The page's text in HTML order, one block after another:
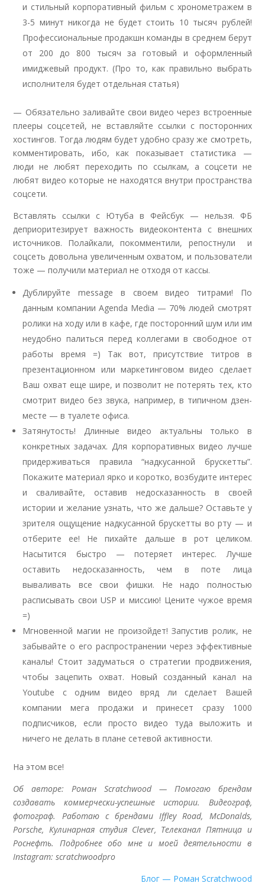
и стильный корпоративный фильм с хронометражем в
3-5 минут никогда не будет стоить 10 тысяч рублей!
Профессиональные продакшн команды в среднем берут
от 200 до 800 тысяч за готовый и оформленный
имиджевый продукт. (Про то, как правильно выбрать
исполнителя будет отдельная статья)
— Обязательно заливайте свои видео через встроенные
плееры соцсетей, не вставляйте ссылки с посторонних
хостингов. Тогда людям будет удобно сразу же смотреть,
комментировать, ибо, как показывает статистика —
люди не любят переходить по ссылкам, а соцсети не
любят видео которые не находятся внутри пространства
соцсети.
Вставлять ссылки с Ютуба в Фейсбук — нельзя. ФБ
деприоритезирует важность видеоконтента с внешних
источников. Полайкали, покомментили, репостнули
и
соцсеть довольна увеличенным охватом, и пользователи
тоже — получили материал не отходя от кассы.
Дублируйте message в своем видео титрами! По
данным компании Agenda Media — 70% людей смотрят
ролики на ходу или в кафе, где посторонний шум или им
неудобно палиться перед коллегами в свободное от
работы время =) Так вот, присутствие титров в
презентационном или маркетинговом видео сделает
Ваш охват еще шире, и позволит не потерять тех, кто
смотрит видео без звука, например, в типичном дзен-
месте — в туалете офиса.
Затянутость! Длинные видео актуальны только в
конкретных задачах. Для корпоративных видео лучше
придерживаться правила “надкусанной брускетты”.
Покажите материал ярко и коротко, возбудите интерес
и сваливайте, оставив недосказанность в своей
истории и желание узнать, что же дальше? Оставьте у
зрителя ощущение надкусанной брускетты во рту — и
отберите ее! Не пихайте дальше в рот целиком.
Насытится быстро — потеряет интерес. Лучше
оставить недосказанность, чем в поте лица
вываливать все свои фишки. Не надо полностью
расписывать свои USP и миссию! Цените чужое время
=)
Мгновенной магии не произойдет! Запустив ролик, не
забывайте о его распространении через эффективные
каналы! Стоит задуматься о стратегии продвижения,
чтобы зацепить охват. Новый созданный канал на
Youtube с одним видео вряд ли сделает Вашей
компании мега продажи и принесет сразу 1000
подписчиков, если просто видео туда выложить и
ничего не делать в плане сетевой активности.
На этом все!
Об авторе: Роман Scratchwood — Помогаю брендам
создавать коммерчески-успешные истории. Видеограф,
фотограф. Работаю с брендами Iffley Road, McDonalds,
Porsche, Кулинарная студия Clever, Телеканал Пятница и
Роснефть. Подробнее обо мне и моей деятельности в
Instagram: scratchwoodpro
Блог — Роман Scratchwood